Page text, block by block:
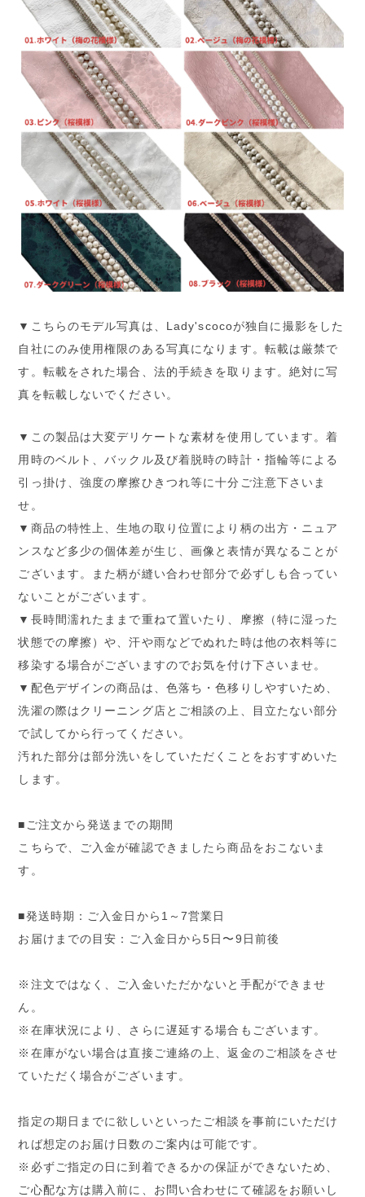
▼こちらのモデル写真は、Lady'scocoが独自に撮影をした
自社にのみ使用権限のある写真になります。転載は厳禁で
す。転載をされた場合、法的手続きを取ります。絶対に写
真を転載しないでください。
▼この製品は大変デリケートな素材を使用しています。着
用時のベルト、バックル及び着脱時の時計・指輪等による
引っ掛け、強度の摩擦ひきつれ等に十分ご注意下さいま
せ。
▼商品の特性上、生地の取り位置により柄の出方・ニュア
ンスなど多少の個体差が生じ、画像と表情が異なることが
ございます。また柄が縫い合わせ部分で必ずしも合ってい
ないことがございます。
▼長時間濡れたままで重ねて置いたり、摩擦（特に湿った
状態での摩擦）や、汗や雨などでぬれた時は他の衣料等に
移染する場合がございますのでお気を付け下さいませ。
▼配色デザインの商品は、色落ち・色移りしやすいため、
洗濯の際はクリーニング店とご相談の上、目立たない部分
で試してから行ってください。
汚れた部分は部分洗いをしていただくことをおすすめいた
します。
■ご注文から発送までの期間
こちらで、ご入金が確認できましたら商品をおこないま
す。
■発送時期：ご入金日から1～7営業日
お届けまでの目安：ご入金日から5日〜9日前後
※注文ではなく、ご入金いただかないと手配ができませ
ん。
※在庫状況により、さらに遅延する場合もございます。
※在庫がない場合は直接ご連絡の上、返金のご相談をさせ
ていただく場合がございます。
指定の期日までに欲しいといったご相談を事前にいただけ
れば想定のお届け日数のご案内は可能です。
※必ずご指定の日に到着できるかの保証ができないため、
ご心配な方は購入前に、お問い合わせにて確認をお願いし